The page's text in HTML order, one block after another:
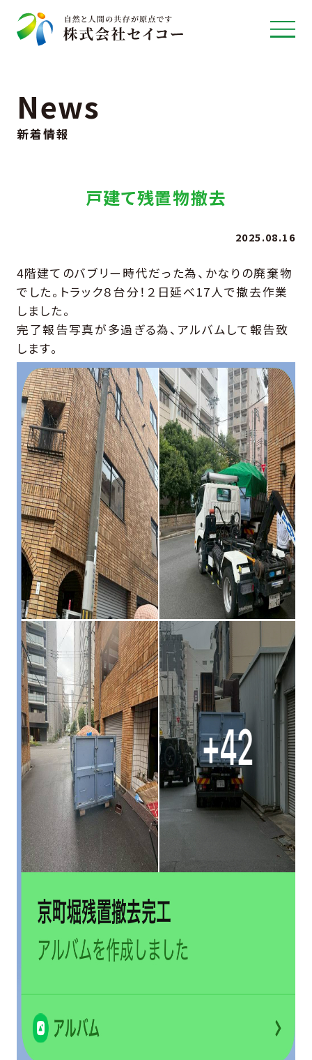
新着情報
News
戸建て残置物撤去
2025.08.16
4階建てのバブリー時代だった為、かなりの廃棄物
でした。トラック８台分！２日延べ17人で撤去作業
しました。
完了報告写真が多過ぎる為、アルバムして報告致
します。